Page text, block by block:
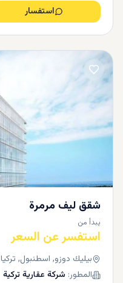
استفسار
شقق ليف مرمرة
يبدأ من
استفسر عن السعر
بيليك دوزو, اسطنبول, تركيا
المطور: شركة عقارية تركية